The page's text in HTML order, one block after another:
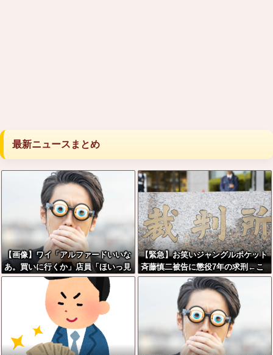
最新ニュースまとめ
【画像】ワイ「アルファードいいな
あ。買いに行くか」店員「ほいっ見
積もりな！」ワイ「金額おかしく
ね？」←お前らもそう思うよ
な？？？？？
【緊急】お笑いジャングルポケット
斉藤慎二被告に懲役7年の求刑←こ
れ…